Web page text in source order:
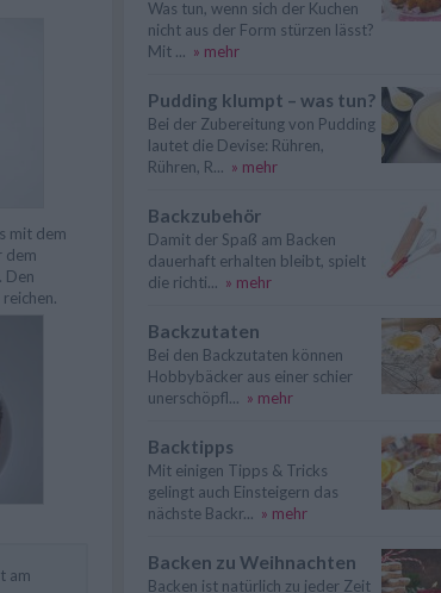
mit dem
dem
Den
am
Was tun, wenn sich der Kuchen
nicht aus der Form stürzen lässt?
Mit ... » mehr
Pudding klumpt – was tun?
Bei der Zubereitung von Pudding
lautet die Devise: Rühren,
Rühren, R... » mehr
Backzubehör
Damit der Spaß am Backen
dauerhaft erhalten bleibt, spielt
die richti... » mehr
Backzutaten
Bei den Backzutaten können
Hobbybäcker aus einer schier
unerschöpfl... » mehr
Backtipps
Mit einigen Tipps & Tricks
gelingt auch Einsteigern das
nächste Backr... » mehr
Backen zu Weihnachten
Backen ist natürlich zu jeder Zeit